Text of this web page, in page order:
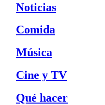
Noticias
Comida
Música
Cine y TV
Qué hacer